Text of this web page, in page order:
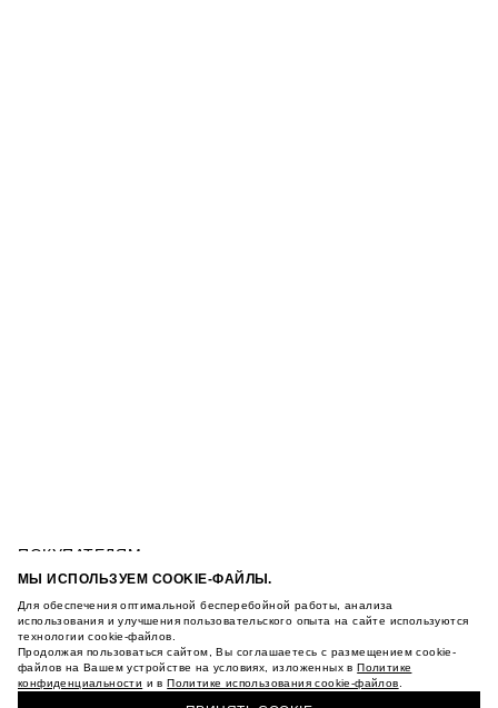
МЫ ИСПОЛЬЗУЕМ COOKIE-ФАЙЛЫ.
Для обеспечения оптимальной бесперебойной работы, анализа
использования и улучшения пользовательского опыта на сайте используются
технологии cookie-файлов.
Продолжая пользоваться сайтом, Вы соглашаетесь с размещением cookie-
файлов на Вашем устройстве на условиях, изложенных вПолитике
конфиденциальности и вПолитике использования cookie-файлов
ПОКУПАТЕЛЯМ
УСЛОВИЯ ИСПОЛЬЗОВАНИЯ ПОДАРОЧНЫХ
КАРТ
ПОЛИТИКА КОНФИДЕНЦИАЛЬНОСТИ
ПОЛИТИКА COOKIE
УСЛОВИЯ ПОКУПКИ
О НАС
ДЖИНСЫ ШИРОКОГО КРОЯ С МЕТАЛЛИЧЕСКОЙ
БАХРОМОЙ
КУПИТЬ + ПОЛУЧИТЬ В МАГАЗИНЕ MAAG